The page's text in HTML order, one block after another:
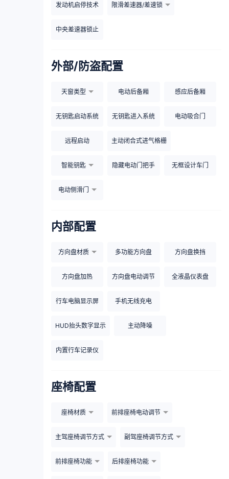
发动机启停技术 限滑差速器/差速锁
中央差速器锁止
外部/防盗配置
天窗类型 电动后备厢 感应后备厢
无钥匙启动系统 无钥匙进入系统 电动吸合门
远程启动 主动闭合式进气格栅
智能钥匙 隐藏电动门把手 无框设计车门
电动侧滑门
内部配置
方向盘材质 多功能方向盘 方向盘换挡
方向盘加热 方向盘电动调节 全液晶仪表盘
行车电脑显示屏 手机无线充电
HUD抬头数字显示 主动降噪
内置行车记录仪
座椅配置
座椅材质 前排座椅电动调节
主驾座椅调节方式 副驾座椅调节方式
前排座椅功能 后排座椅功能